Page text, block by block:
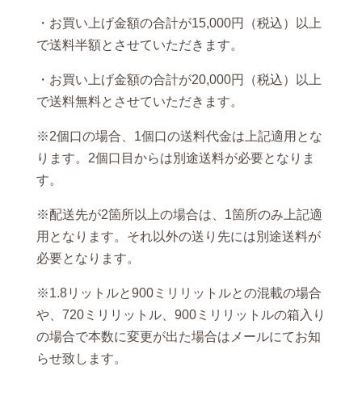
・お買い上げ金額の合計が15,000円（税込）以上
で送料半額とさせていただきます。
・お買い上げ金額の合計が20,000円（税込）以上
で送料無料とさせていただきます。
※2個口の場合、1個口の送料代金は上記適用とな
ります。2個口目からは別途送料が必要となりま
す。
※配送先が2箇所以上の場合は、1箇所のみ上記適
用となります。それ以外の送り先には別途送料が
必要となります。
※1.8リットルと900ミリリットルとの混載の場合
や、720ミリリットル、900ミリリットルの箱入り
の場合で本数に変更が出た場合はメールにてお知
らせ致します。